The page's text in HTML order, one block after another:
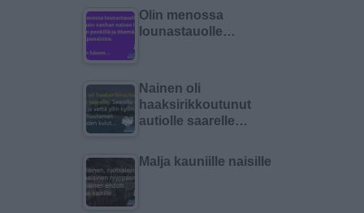
Olin menossa
lounastauolle…
Nainen oli
haaksirikkoutunut
autiolle saarelle…
Malja kauniille naisille